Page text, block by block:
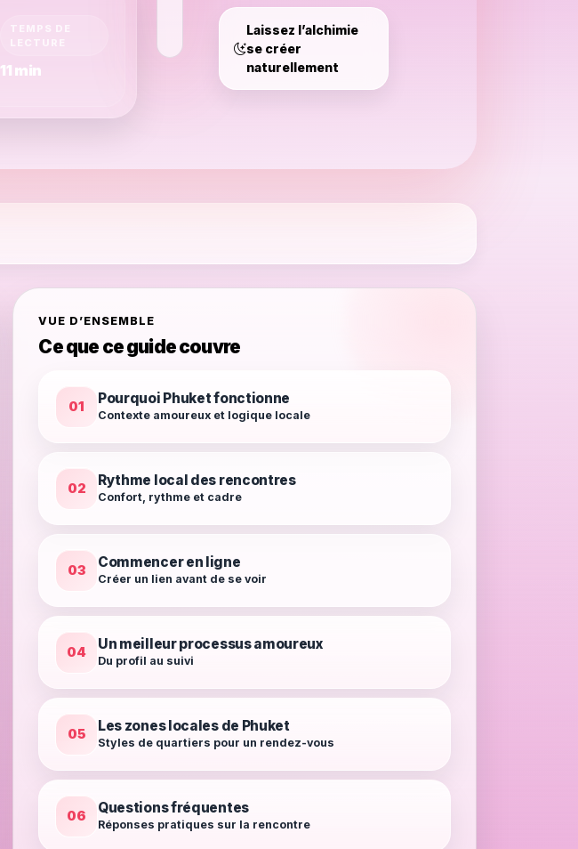
TEMPS DE
LECTURE
11 min
Laissez l’alchimie
se créer
naturellement
VUE D’ENSEMBLE
Ce que ce guide couvre
01 Pourquoi Phuket fonctionne
Contexte amoureux et logique locale
02 Rythme local des rencontres
Confort, rythme et cadre
03 Commencer en ligne
Créer un lien avant de se voir
04 Un meilleur processus amoureux
Du profil au suivi
05 Les zones locales de Phuket
Styles de quartiers pour un rendez-vous
06 Questions fréquentes
Réponses pratiques sur la rencontre